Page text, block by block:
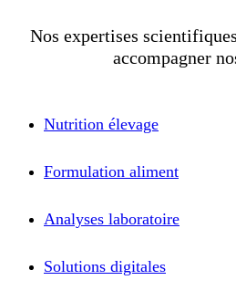
Nos expertises
accompagner
Nutrition élevage
Formulation aliment
Analyses laboratoire
Solutions digitales